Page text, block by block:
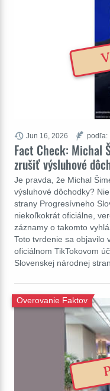
Fact Check: Michal
zrušiť výsluhové
Je pravda, že Michal
výsluhové dôchodky?
strany Progresívneho
niekoľkokrát oficiálne,
záznamy o takomto
Toto tvrdenie sa objavilo
oficiálnom TikTokovom
Slovenskej národnej
Jun 16, 2026 podľa:
Overovanie Faktov